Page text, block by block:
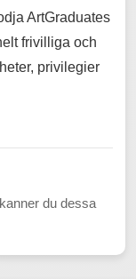
ArtGraduates
frivilliga och
privilegier
du dessa